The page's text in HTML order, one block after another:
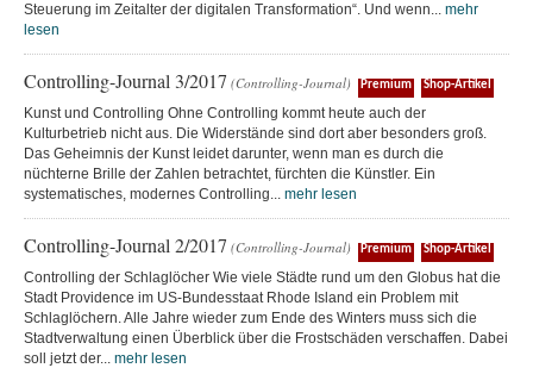
Steuerung im Zeitalter der digitalen Transformation“. Und wenn... mehr
lesen
Controlling-Journal 3/2017 (Controlling-Journal) Premium Shop-Artikel
Kunst und Controlling Ohne Controlling kommt heute auch der
Kulturbetrieb nicht aus. Die Widerstände sind dort aber besonders groß.
Das Geheimnis der Kunst leidet darunter, wenn man es durch die
nüchterne Brille der Zahlen betrachtet, fürchten die Künstler. Ein
systematisches, modernes Controlling... mehr lesen
Controlling-Journal 2/2017 (Controlling-Journal) Premium Shop-Artikel
Controlling der Schlaglöcher Wie viele Städte rund um den Globus hat die
Stadt Providence im US-Bundesstaat Rhode Island ein Problem mit
Schlaglöchern. Alle Jahre wieder zum Ende des Winters muss sich die
Stadtverwaltung einen Überblick über die Frostschäden verschaffen. Dabei
soll jetzt der... mehr lesen